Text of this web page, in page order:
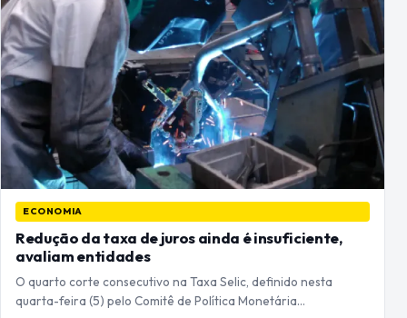
ECONOMIA
Redução da taxa de juros ainda é insuficiente,
avaliam entidades
O quarto corte consecutivo na Taxa Selic, definido nesta
quarta-feira (5) pelo Comitê de Política Monetária…